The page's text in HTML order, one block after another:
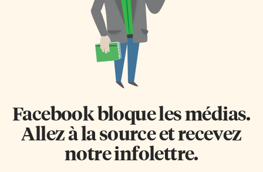
Facebook bloque les médias.
Allez à la source et recevez
notre infolettre.